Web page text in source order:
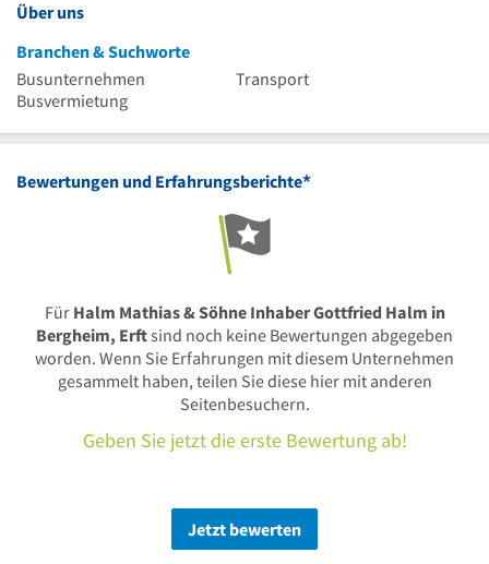
Über uns
Branchen & Suchworte
Busunternehmen
Transport
Busvermietung
Bewertungen und Erfahrungsberichte*
Für Halm Mathias & Söhne Inhaber Gottfried Halm in
Bergheim, Erftsind noch keine Bewertungen abgegeben
worden. Wenn Sie Erfahrungen mit diesem Unternehmen
gesammelt haben, teilen Sie diese hier mit anderen
Seitenbesuchern.
Geben Sie jetzt die erste Bewertung ab!
Jetzt bewerten